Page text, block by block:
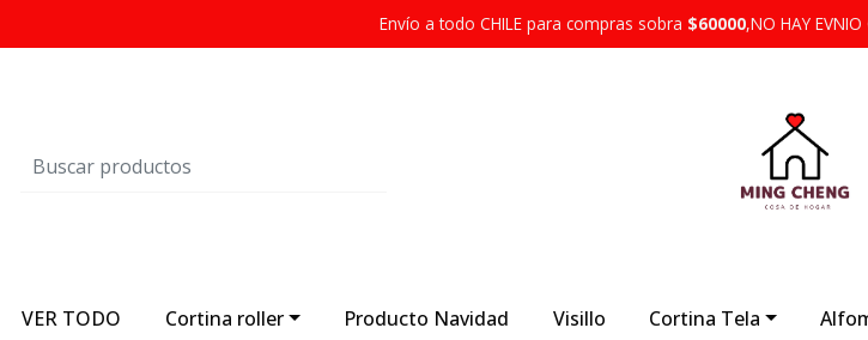
Envío a todo CHILE para compras sobra $60000,NO HAY
VER TODO Cortina roller Producto Navidad Visillo Cortina Tela